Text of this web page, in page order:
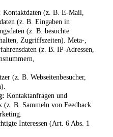
Kontaktdaten (z. B. E-Mail,
(z. B. Eingaben in
(z. B. besuchte
Zugriffszeiten). Meta-,
(z. B. IP-Adressen,
(z. B. Webseitenbesucher,
Kontaktanfragen und
(z. B. Sammeln von Feedback
Interessen (Art. 6 Abs. 1